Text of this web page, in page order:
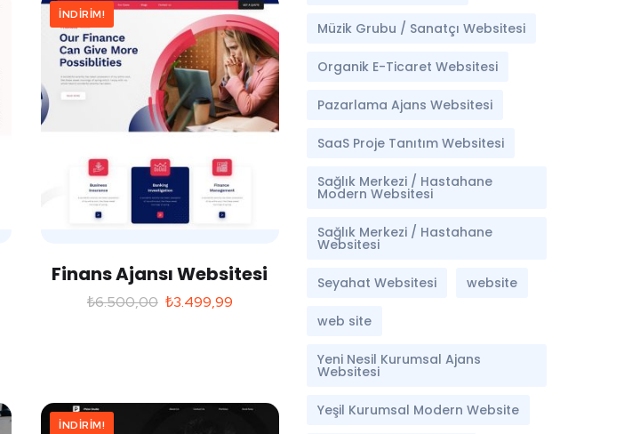
İNDIRIM!
Finans Ajansı Websitesi
₺6.500,00 ₺3.499,99
İNDIRIM!
Müzik Grubu / Sanatçı Websitesi
Organik E-Ticaret Websitesi
Pazarlama Ajans Websitesi
SaaS Proje Tanıtım Websitesi
Sağlık Merkezi / Hastahane
Modern Websitesi
Sağlık Merkezi / Hastahane
Websitesi
Seyahat Websitesi website
web site
Yeni Nesil Kurumsal Ajans
Websitesi
Yeşil Kurumsal Modern Website